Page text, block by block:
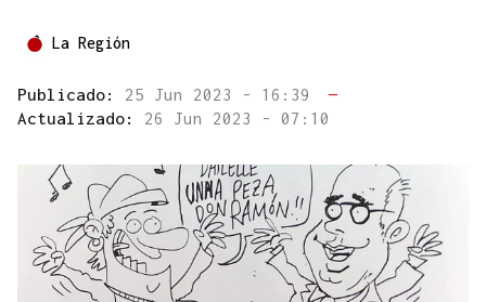
La Región
Publicado: 25 Jun 2023 - 16:39
—
Actualizado: 26 Jun 2023 - 07:10